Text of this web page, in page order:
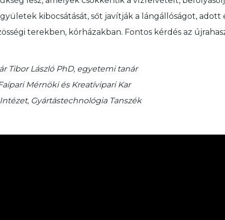
kibocsátását, sőt javítják a lángállóságot,
terekben, kórházakban. Fontos kérdés az
Tibor László PhD, egyetemi tanár
Mérnöki és Kreatívipari Kar
Gyártástechnológia Tanszék